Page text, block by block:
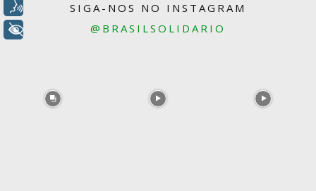
SIGA-NOS NO INSTAGRAM
@BRASILSOLIDARIO
+ Acessibilidade